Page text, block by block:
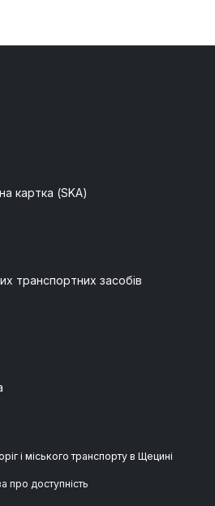
картка (SKA)
транспортних засобів
і міського транспорту в Щецині
про доступність